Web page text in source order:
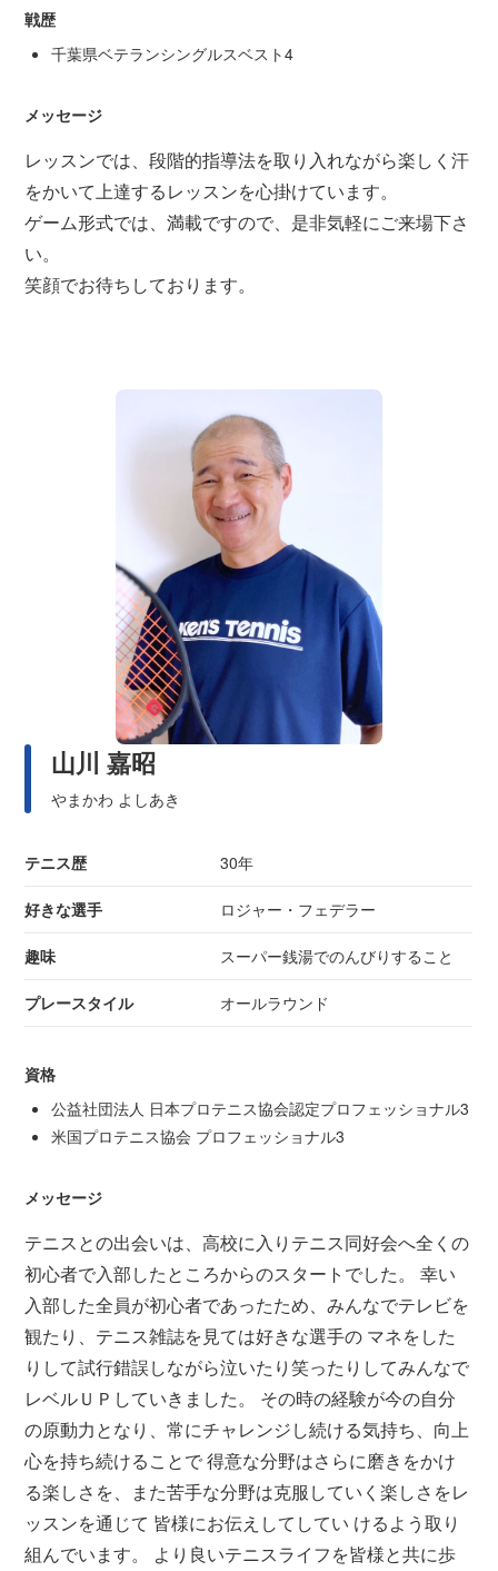
戦歴
千葉県ベテランシングルスベスト4
メッセージ
レッスンでは、段階的指導法を取り入れながら楽しく汗
をかいて上達するレッスンを心掛けています。
ゲーム形式では、満載ですので、是非気軽にご来場下さ
い。
笑顔でお待ちしております。
山川 嘉昭
やまかわ よしあき
テニス歴 30年
好きな選手 ロジャー・フェデラー
趣味 スーパー銭湯でのんびりすること
プレースタイル オールラウンド
資格
公益社団法人 日本プロテニス協会認定プロフェッショナル3
米国プロテニス協会 プロフェッショナル3
メッセージ
テニスとの出会いは、高校に入りテニス同好会へ全くの
初心者で入部したところからのスタートでした。 幸い
入部した全員が初心者であったため、みんなでテレビを
観たり、テニス雑誌を見ては好きな選手の マネをした
りして試行錯誤しながら泣いたり笑ったりしてみんなで
レベルＵＰしていきました。 その時の経験が今の自分
の原動力となり、常にチャレンジし続ける気持ち、向上
心を持ち続けることで 得意な分野はさらに磨きをかけ
る楽しさを、また苦手な分野は克服していく楽しさをレ
ッスンを通じて 皆様にお伝えしてしてい けるよう取り
組んでいます。 より良いテニスライフを皆様と共に歩